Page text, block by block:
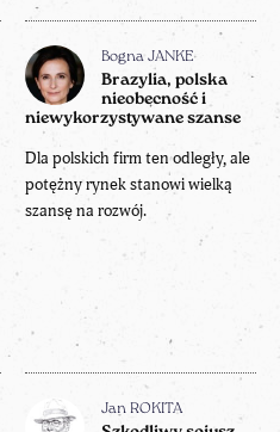
Bogna JANKE
Brazylia, polska
nieobecność i
niewykorzystywane szanse
Dla polskich firm ten odległy, ale
potężny rynek stanowi wielką
szansę na rozwój.
Jan ROKITA